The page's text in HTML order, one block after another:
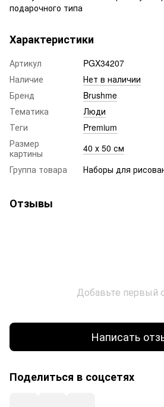
подарочного типа
Характеристики
Артикул
PGX34207
Наличие
Нет в наличии
Бренд
Brushme
Тематика
Люди
Теги
Premium
Размер
картины
40 х 50 см
Группа товара
Наборы для
Отзывы
Добавьте первый
Написать
Поделиться в соцсетях